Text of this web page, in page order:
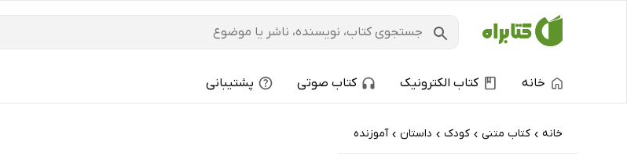
خانه کتاب الکترونیک کتاب صوتی پشتیبانی
خانه › کتاب‌ متنی › کودک › داستان › آموزنده